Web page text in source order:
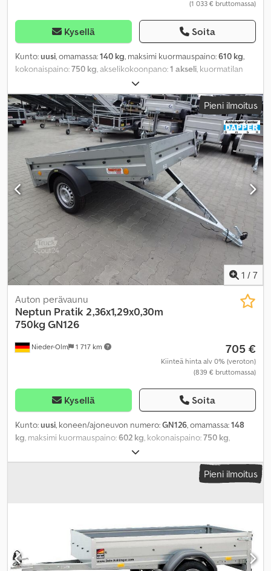
(1 033 € bruttomassa)
Kysellä Soita
Kunto:uusi, omamassa:140 kg, maksimi kuormauspaino:610 kg,
kokonaispaino:750 kg, akselikokoonpano:1 akseli, kuormatilan
, lastitilan leveys:1 256 mm
1 100 mm, käyttöpaino:750 kg,
Pieni ilmoitus
1 / 7
Nieder-Olm 1 717 km
Auton perävaunu
Neptun Pratik 2,36x1,29x0,30m
750kg GN126
705 €
Kiinteä hinta alv 0% (veroton)
(839 € bruttomassa)
Kysellä Soita
Kunto:uusi, koneen/ajoneuvon numero:GN126, omamassa:148
kg, maksimi kuormauspaino:602 kg, kokonaispaino:750 kg,
, kuormatilan pituus:
leveys:1 290 mm, kuormatilan korkeus:300 mm,
Pieni ilmoitus